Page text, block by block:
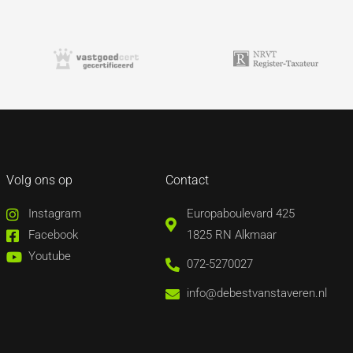
Volg ons op
Instagram
Facebook
Youtube
Contact
Europaboulevard 425
1825 RN Alkmaar
072-5270027
info@debestvanstaveren.nl